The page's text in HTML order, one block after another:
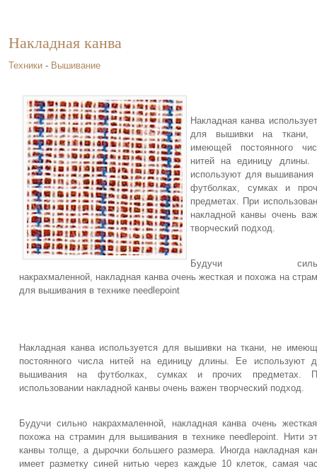
Накладная канва
Техники - Вышивание
Накладная канва
для вышивки на ткани,
имеющей постоянного
нитей на единицу длины.
используют для вышивания
футболках, сумках и
предметах. При
накладной канвы очень
творческий подход.
Будучи
накрахмаленной, накладная канва очень жесткая и похожа на
для вышивания в технике needlepoint
Накладная канва используется для вышивки на ткани, не
постоянного числа нитей на единицу длины. Ее используют
вышивания на футболках, сумках и прочих предметах.
использовании накладной канвы очень важен творческий подход.
Будучи сильно накрахмаленной, накладная канва очень
похожа на страмин для вышивания в технике needlepoint. Нити
канвы толще, а дырочки большего размера. Иногда накладная
имеет разметку синей нитью через каждые 10 клеток, самая